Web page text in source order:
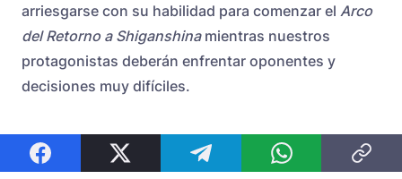
arriesgarse con su habilidad para comenzar el Arco
del Retorno a Shiganshinamientras nuestros
protagonistas deberán enfrentar oponentes y
decisiones muy difíciles.